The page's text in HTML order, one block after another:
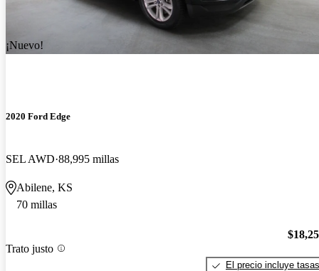
¡Nuevo!
2020 Ford Edge
SEL AWD 88,995 millas
Abilene, KS
70 millas
Trato justo
El precio incluye tasas